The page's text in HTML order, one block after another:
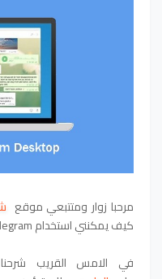
مرحبا زوار ومتتبعي موقع
كيف يمكنني استخدام Telegram على جهاز الكمبيوتر الخاص بي؟
في الامس القريب